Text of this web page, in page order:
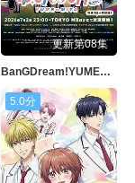
更新第08集
BanGDream!YUME∞MITA
5.0分